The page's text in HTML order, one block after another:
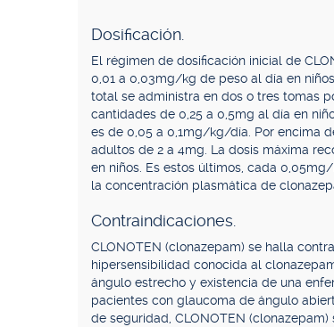
Dosificación.
El régimen de dosificación inicial de
0,01 a 0,03mg/kg de peso al día en
total se administra en dos o tres tomas
cantidades de 0,25 a 0,5mg al día en
es de 0,05 a 0,1mg/kg/día. Por encima
adultos de 2 a 4mg. La dosis máxima
en niños. Es estos últimos, cada
la concentración plasmática de
Contraindicaciones.
CLONOTEN (clonazepam) se halla
hipersensibilidad conocida al
ángulo estrecho y existencia de una
pacientes con glaucoma de ángulo
de seguridad, CLONOTEN